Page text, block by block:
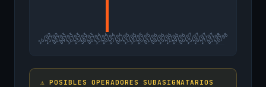
16/02
23/0202/0309/0316/0323/0330/0306/0413/0420/0427/0404/0511/0518/0525/0501/0608/0615/0622/0629/0606/0713/0720/0727/0703/08
10/08
⚠️ POSIBLES OPERADORES SUBASIGNATARIOS